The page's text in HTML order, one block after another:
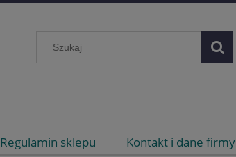
Regulamin sklepu Kontakt i dane firmy